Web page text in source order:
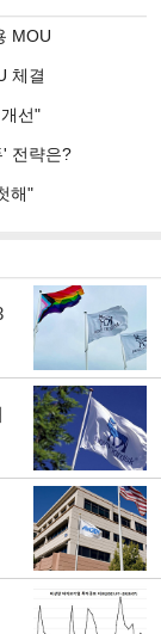
MOU
체결
선"
전략은?
해"